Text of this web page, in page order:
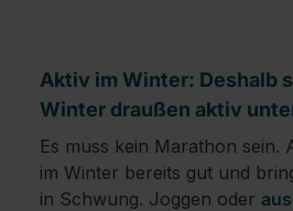
Aktiv im Winter: Deshalb
Winter draußen aktiv
Es muss kein Marathon sein.
im Winter bereits gut und
in Schwung. Joggen oder